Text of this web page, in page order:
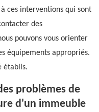
ces interventions qui sont
des
pouvons vous orienter
équipements appropriés.
établis.
problèmes de
d'un immeuble